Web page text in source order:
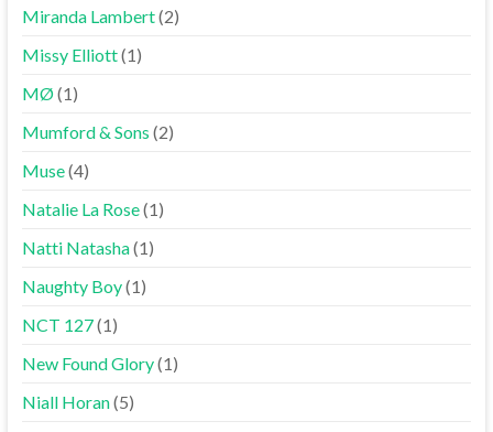
Miranda Lambert(2)
Missy Elliott(1)
MØ(1)
Mumford & Sons (2)
Muse(4)
Natalie La Rose(1)
Natti Natasha(1)
Naughty Boy(1)
NCT 127(1)
New Found Glory(1)
Niall Horan(5)